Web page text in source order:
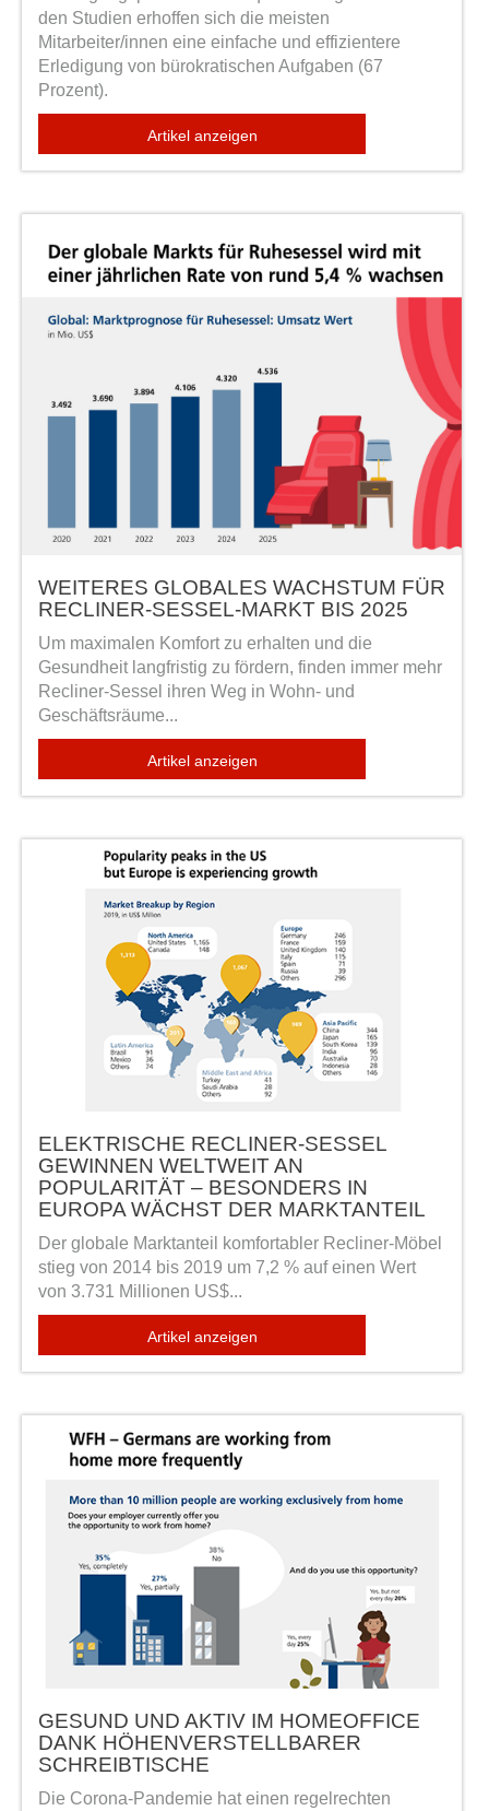
den Studien erhoffen sich die meisten
Mitarbeiter/innen eine einfache und effizientere
Erledigung von bürokratischen Aufgaben (67
Prozent).
Artikel anzeigen
WEITERES GLOBALES WACHSTUM FÜR
RECLINER-SESSEL-MARKT BIS 2025
Um maximalen Komfort zu erhalten und die
Gesundheit langfristig zu fördern, finden immer mehr
Recliner-Sessel ihren Weg in Wohn- und
Geschäftsräume...
Artikel anzeigen
ELEKTRISCHE RECLINER-SESSEL
GEWINNEN WELTWEIT AN
POPULARITÄT – BESONDERS IN
EUROPA WÄCHST DER MARKTANTEIL
Der globale Marktanteil komfortabler Recliner-Möbel
stieg von 2014 bis 2019 um 7,2 % auf einen Wert
von 3.731 Millionen US$...
Artikel anzeigen
GESUND UND AKTIV IM HOMEOFFICE
DANK HÖHENVERSTELLBARER
SCHREIBTISCHE
Die Corona-Pandemie hat einen regelrechten